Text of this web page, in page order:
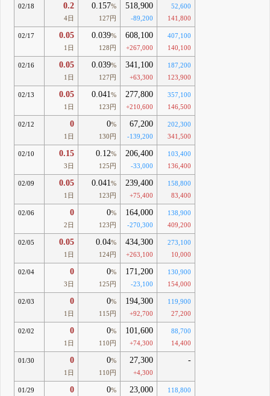
02/18 0.2
4日
0.157%
127円
518,900
-89,200
52,600
141,800
02/17 0.05
1日
0.039%
128円
608,100
+267,000
407,100
140,100
02/16 0.05
1日
0.039%
127円
341,100
+63,300
187,200
123,900
02/13 0.05
1日
0.041 %
123円
277,800
+210,600
357,100
146,500
02/12 0
1日
0%
130円
67,200
-139,200
202,300
341,500
02/10 0.15
3日
0.12%
125円
206,400
-33,000
103,400
136,400
02/09 0.05
1日
0.041 %
123円
239,400
+75,400
158,800
83,400
02/06 0
2日
0%
123円
164,000
-270,300
138,900
409,200
02/05 0.05
1日
0.04%
124円
434,300
+263,100
273,100
10,000
02/04 0
3日
0%
125円
171,200
-23,100
130,900
154,000
02/03 0
1日
0%
115円
194,300
+92,700
119,900
27,200
02/02 0
1日
0%
110円
101,600
+74,300
88,700
14,400
01/30 0
1日
0%
110円
27,300
+4,300
-
01/29 0 0% 23,000 118,800